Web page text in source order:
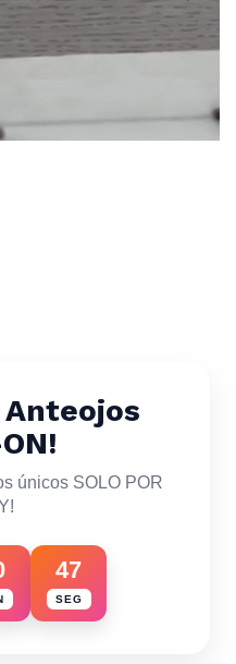
Anteojos
únicos SOLO POR
43
SEG